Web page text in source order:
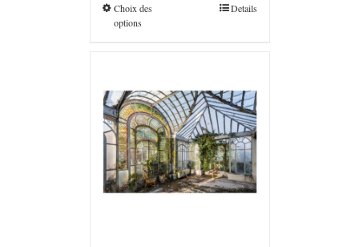
Choix des
options
Details